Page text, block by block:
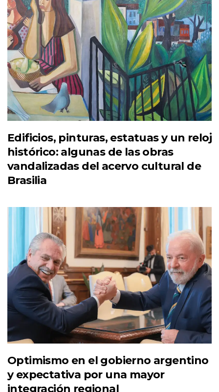
Edificios, pinturas, estatuas y un reloj
histórico: algunas de las obras
vandalizadas del acervo cultural de
Brasilia
Optimismo en el gobierno argentino
y expectativa por una mayor
integración regional